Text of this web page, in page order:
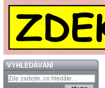
VYHLEDÁVÁNÍ